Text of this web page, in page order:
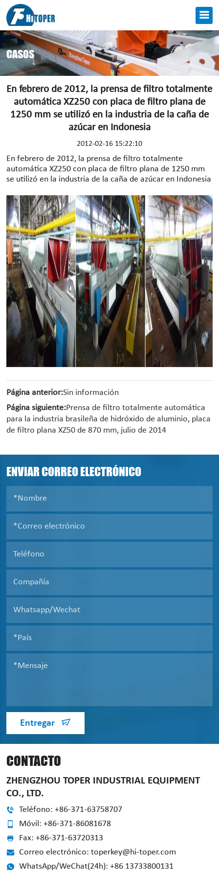
CASOS
En febrero de 2012, la prensa de filtro totalmente
automática XZ250 con placa de filtro plana de
1250 mm se utilizó en la industria de la caña de
azúcar en Indonesia
2012-02-16 15:22:10
En febrero de 2012, la prensa de filtro totalmente
automática XZ250 con placa de filtro plana de 1250 mm
se utilizó en la industria de la caña de azúcar en Indonesia
Página anterior:Sin información
Página siguiente:Prensa de filtro totalmente automática
para la industria brasileña de hidróxido de aluminio, placa
de filtro plana XZ50 de 870 mm, julio de 2014
ENVIAR CORREO ELECTRÓNICO
Entregar
CONTACTO
ZHENGZHOU TOPER INDUSTRIAL EQUIPMENT
CO., LTD.
Teléfono: +86-371-63758707
Móvil: +86-371-86081678
Fax: +86-371-63720313
Correo electrónico: toperkey@hi-toper.com
WhatsApp/WeChat(24h): +86 13733800131